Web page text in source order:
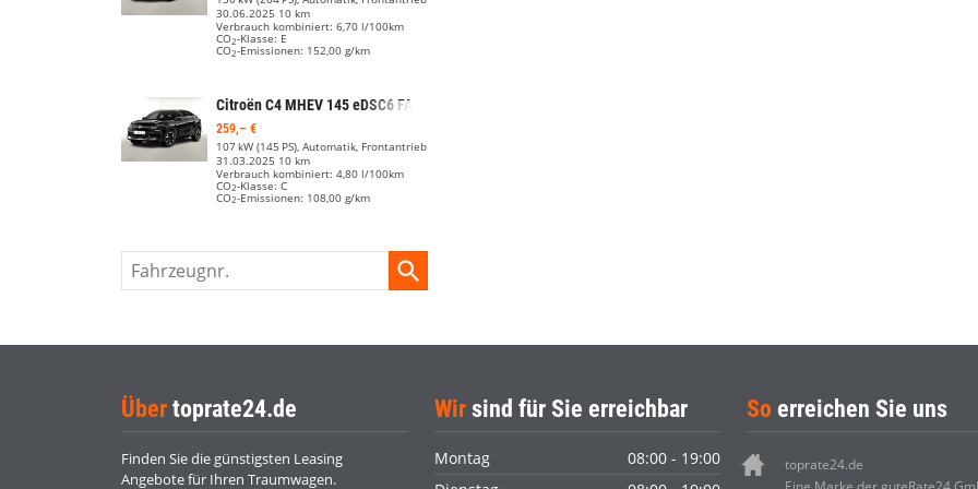
30.06.2025 10 km
Verbrauch kombiniert: 6,70 l/100km
CO2-Klasse: E
CO2-Emissionen: 152,00 g/km
Citroën C4 MHEV 145 eDSC6 FACELIFT Nav Kam ACC PDC Keyl
259,– €
107 kW (145 PS), Automatik, Frontantrieb
31.03.2025 10 km
Verbrauch kombiniert: 4,80 l/100km
CO2-Klasse: C
CO2-Emissionen: 108,00 g/km
Fahrzeugnr.
Über toprate24.de
Finden Sie die günstigsten Leasing
Angebote für Ihren Traumwagen.
Wirsind für Sie erreichbar
Montag
08:00 - 19:00
So erreichen Sie uns
toprate24.de